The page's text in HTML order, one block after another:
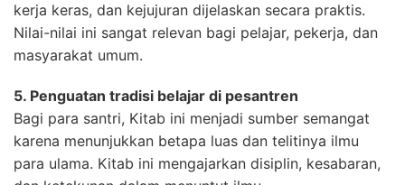
kerja keras, dan kejujuran dijelaskan secara praktis.
Nilai-nilai ini sangat relevan bagi pelajar, pekerja, dan
masyarakat umum.
5. Penguatan tradisi belajar di pesantren
Bagi para santri, Kitab ini menjadi sumber semangat
karena menunjukkan betapa luas dan telitinya ilmu
para ulama. Kitab ini mengajarkan disiplin, kesabaran,